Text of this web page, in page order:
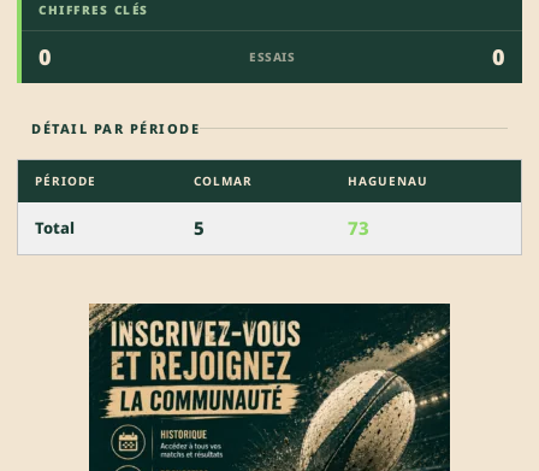
CHIFFRES CLÉS
0 ESSAIS 0
DÉTAIL PAR PÉRIODE
PÉRIODE COLMAR HAGUENAU
Total 5 73